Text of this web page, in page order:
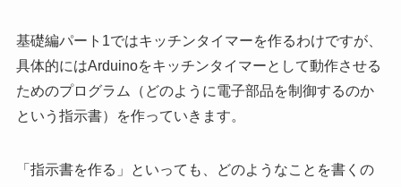
基礎編パート1ではキッチンタイマーを作るわけですが、
具体的にはArduinoをキッチンタイマーとして動作させる
ためのプログラム（どのように電子部品を制御するのか
という指示書）を作っていきます。
「指示書を作る」といっても、どのようなことを書くの